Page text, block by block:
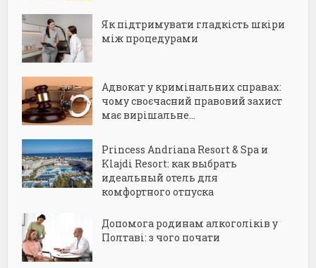
Як підтримувати гладкість шкіри
між процедурами
Адвокат у кримінальних справах:
чому своєчасний правовий захист
має вирішальне...
Princess Andriana Resort & Spa и
Klajdi Resort: как выбрать
идеальный отель для
комфортного отпуска
Допомога родинам алкоголіків у
Полтаві: з чого почати